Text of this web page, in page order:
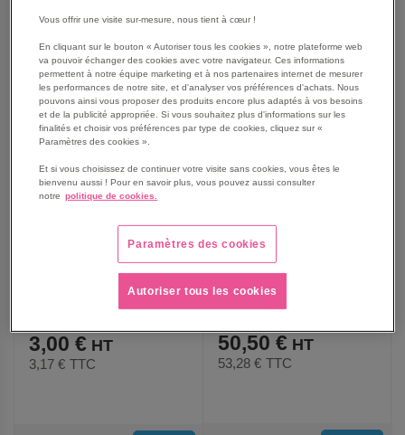
produit(s)
chirurgicaux type IIR
3,00 €
3,17 € TTC
lavable et réutilisable - Cat1
- Lot de 100
50,50 €
53,28 € TTC
Vous offrir une visite sur-mesure, nous tient à cœur !
En cliquant sur le bouton « Autoriser tous les cookies », notre plateforme web
va pouvoir échanger des cookies avec votre navigateur. Ces informations
permettent à notre équipe marketing et à nos partenaires internet de mesurer
les performances de notre site, et d'analyser vos préférences d'achats. Nous
pouvons ainsi vous proposer des produits encore plus adaptés à vos besoins
et de la publicité appropriée. Si vous souhaitez plus d'informations sur les
finalités et choisir vos préférences par type de cookies, cliquez sur «
Paramètres des cookies ».
Et si vous choisissez de continuer votre visite sans cookies, vous êtes le
bienvenu aussi ! Pour en savoir plus, vous pouvez aussi consulter
notre politique de cookies.
Paramètres des cookies
Autoriser tous les cookies